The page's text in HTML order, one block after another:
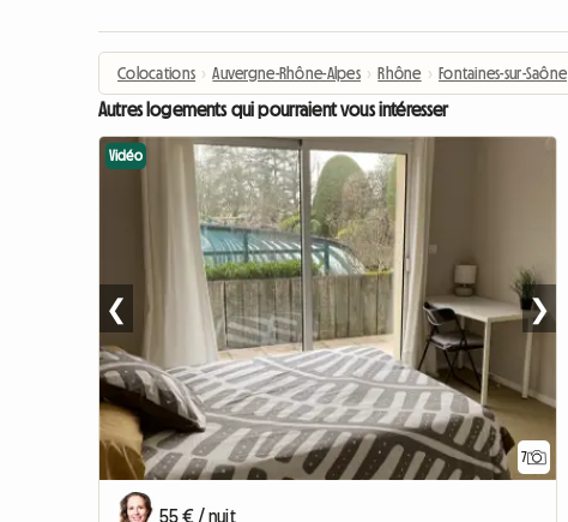
Colocations › Auvergne-Rhône-Alpes › Rhône › Fontaines-sur-Saône
Autres logements qui pourraient vous intéresser
7
Vidéo
❮ ❯
55 € / nuit